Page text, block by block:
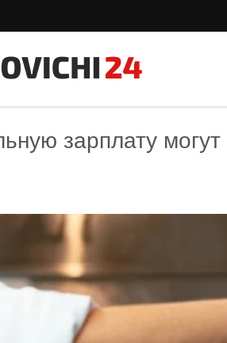
зарплату могут